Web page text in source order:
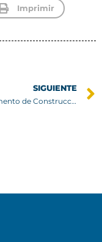
Imprimir
SIGUIENTE
Departamento de Construcción donó casas prototipo a Escuela particular Santos Chávez De Canihual, en Tirúa